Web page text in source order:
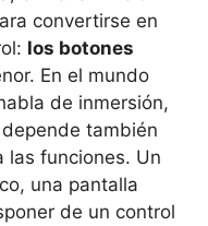
convertirse en
los botones
En el mundo
de inmersión,
también
las funciones. Un
una pantalla
de un control